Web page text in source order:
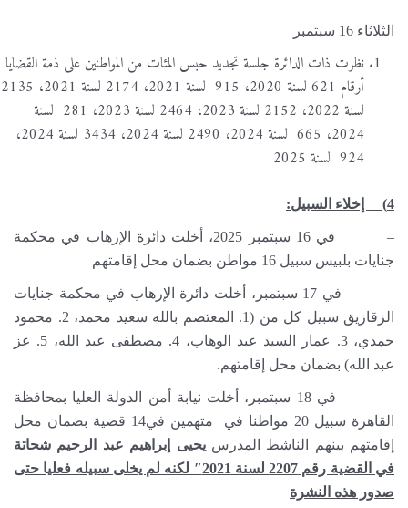
الثلاثاء 16 سبتمبر
نظرت ذات الدائرة جلسة تجديد حبس المئات من المواطنين على ذمة القضايا
أرقام 621 لسنة 2020، 915 لسنة 2021، 2174 لسنة 2021، 2135
لسنة 2022، 2152 لسنة 2023، 2464 لسنة 2023، 281 لسنة
2024، 665 لسنة 2024، 2490 لسنة 2024، 3434 لسنة 2024،
924 لسنة 2025
4) إخلاء السبيل:
– في 16 سبتمبر 2025، أخلت دائرة الإرهاب في محكمة
جنايات بلبيس سبيل 16 مواطن بضمان محل إقامتهم
– في 17 سبتمبر، أخلت دائرة الإرهاب في محكمة جنايات
الزقازيق سبيل كل من (1. المعتصم بالله سعيد محمد، 2. محمود
حمدي، 3. عمار السيد عبد الوهاب، 4. مصطفى عبد الله، 5. عز
عبد الله) بضمان محل إقامتهم.
– في 18 سبتمبر، أخلت نيابة أمن الدولة العليا بمحافظة
القاهرة سبيل 20 مواطنا في متهمين في14 قضية بضمان محل
إقامتهم بينهم الناشط المدرسيحيى إبراهيم عبد الرحيم شحاتة
في القضية رقم 2207 لسنة 2021″ لكنه لم يخلى سبيله فعليا حتى
صدور هذه النشرة